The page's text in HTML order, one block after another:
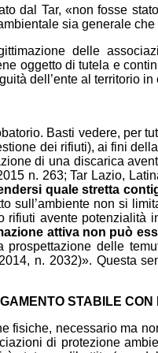
dal Tar, «non fosse
sia generale
delle
oggetto di tutela e
dell’ente al territorio
Basti vedere, per
dei rifiuti), ai fini
di una discarica
n. 263; Tar Lazio,
quale stretta
non si
avente potenzialità
attiva non può
prospettazione delle
n. 2032)». Questa
STABILE CON
necessario ma
di protezione